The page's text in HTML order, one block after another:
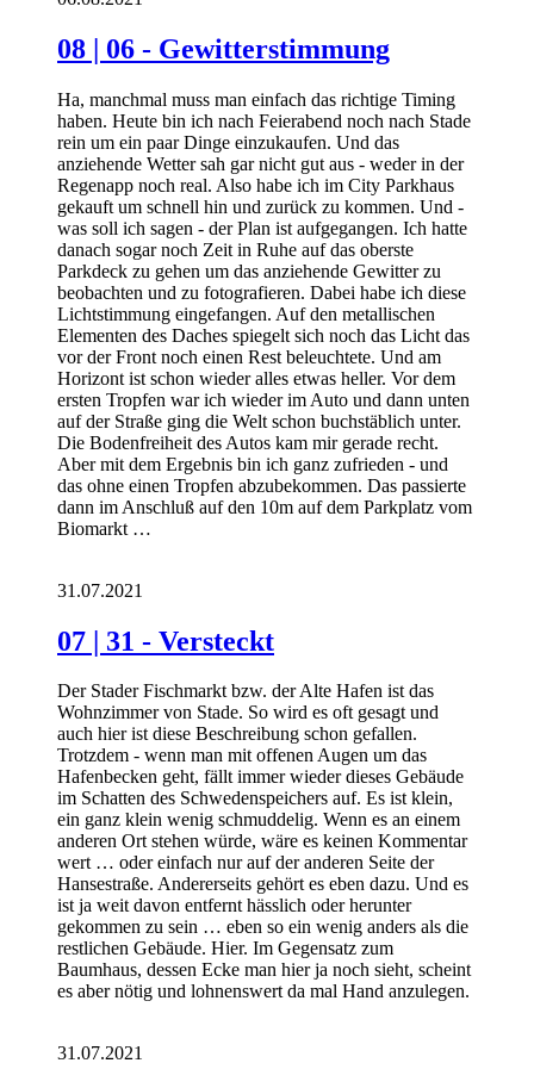
08 | 06 - Gewitterstimmung
Ha, manchmal muss man einfach das richtige Timing
haben. Heute bin ich nach Feierabend noch nach Stade
rein um ein paar Dinge einzukaufen. Und das
anziehende Wetter sah gar nicht gut aus - weder in der
Regenapp noch real. Also habe ich im City Parkhaus
gekauft um schnell hin und zurück zu kommen. Und -
was soll ich sagen - der Plan ist aufgegangen. Ich hatte
danach sogar noch Zeit in Ruhe auf das oberste
Parkdeck zu gehen um das anziehende Gewitter zu
beobachten und zu fotografieren. Dabei habe ich diese
Lichtstimmung eingefangen. Auf den metallischen
Elementen des Daches spiegelt sich noch das Licht das
vor der Front noch einen Rest beleuchtete. Und am
Horizont ist schon wieder alles etwas heller. Vor dem
ersten Tropfen war ich wieder im Auto und dann unten
auf der Straße ging die Welt schon buchstäblich unter.
Die Bodenfreiheit des Autos kam mir gerade recht.
Aber mit dem Ergebnis bin ich ganz zufrieden - und
das ohne einen Tropfen abzubekommen. Das passierte
dann im Anschluß auf den 10m auf dem Parkplatz vom
Biomarkt …
31.07.2021
07 | 31 - Versteckt
Der Stader Fischmarkt bzw. der Alte Hafen ist das
Wohnzimmer von Stade. So wird es oft gesagt und
auch hier ist diese Beschreibung schon gefallen.
Trotzdem - wenn man mit offenen Augen um das
Hafenbecken geht, fällt immer wieder dieses Gebäude
im Schatten des Schwedenspeichers auf. Es ist klein,
ein ganz klein wenig schmuddelig. Wenn es an einem
anderen Ort stehen würde, wäre es keinen Kommentar
wert … oder einfach nur auf der anderen Seite der
Hansestraße. Andererseits gehört es eben dazu. Und es
ist ja weit davon entfernt hässlich oder herunter
gekommen zu sein … eben so ein wenig anders als die
restlichen Gebäude. Hier. Im Gegensatz zum
Baumhaus, dessen Ecke man hier ja noch sieht, scheint
es aber nötig und lohnenswert da mal Hand anzulegen.
31.07.2021